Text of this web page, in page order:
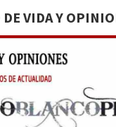
VIDA Y